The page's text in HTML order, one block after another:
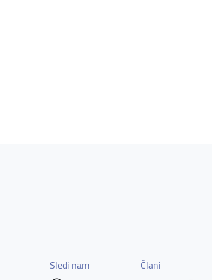
Sledi nam
Člani